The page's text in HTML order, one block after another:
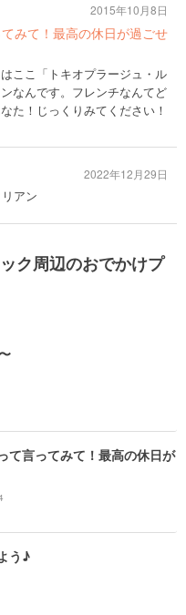
みて！最高の休日が過ごせ
ここ「トキオプラージュ・ル
なんです。フレンチなんてど
た！じっくりみてください！
2015年10月8日
アン
2022年12月29日
ク周辺のおでかけプ
て言ってみて！最高の休日が
う♪